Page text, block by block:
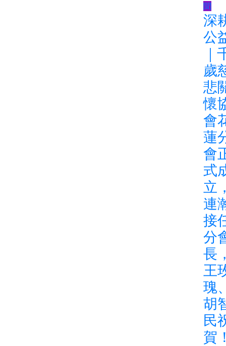
聞
深
公
｜
歲
悲
懷
會
蓮
會
式
立
連
接
分
長
王
瑰
胡
民
賀